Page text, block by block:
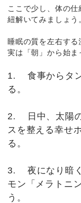
ここで少し、体の仕
紐解いてみましょう
睡眠の質を左右する
実は「朝」から始ま
1. 食事からタン
る。
2. 日中、太陽の
スを整える幸せ
る。
3. 夜になり暗く
モン「メラトニ
う。